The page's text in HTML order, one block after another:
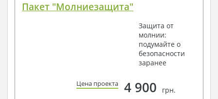
Пакет "Молниезащита"
Защита от
молнии:
подумайте о
безопасности
заранее
Цена проекта 4 900 грн.